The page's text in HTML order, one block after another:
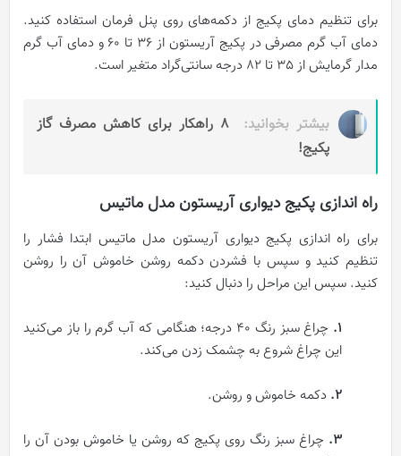
برای تنظیم دمای پکیج از دکمه‌های روی پنل فرمان استفاده کنید.
دمای آب گرم مصرفی در پکیج آریستون از 36 تا 60 و دمای آب گرم
مدار گرمایش از 35 تا 82 درجه سانتی‌گراد متغیر است.
بیشتر بخوانید:
8 راهکار برای کاهش مصرف گاز
پکیج!
راه‌ اندازی پکیج دیواری آریستون مدل ماتیس
برای راه‌ اندازی پکیج دیواری آریستون مدل ماتیس ابتدا فشار را
تنظیم کنید و سپس با فشردن دکمه روشن خاموش آن را روشن
کنید. سپس این مراحل را دنبال کنید:
۱.
چراغ سبز رنگ 40 درجه؛ هنگامی که آب گرم را باز می‌کنید
این چراغ شروع به چشمک زدن می‌کند.
۲. دکمه خاموش و روشن.
۳. چراغ سبز رنگ روی پکیج که روشن یا خاموش بودن آن را